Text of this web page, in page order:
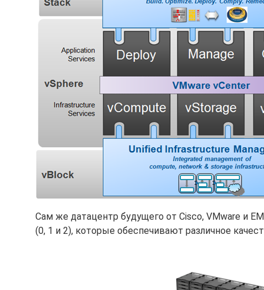
Сам же датацентр будущего от Cisco, VMware и
(0, 1 и 2), которые обеспечивают различное